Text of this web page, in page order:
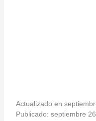
Actualizado en
Publicado: septiembre